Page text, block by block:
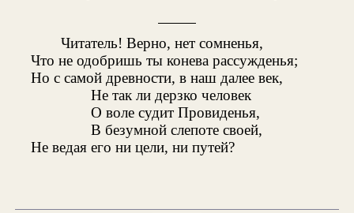
Читатель! Верно, нет сомненья,
Что не одобришь ты конева рассужденья;
Но с самой древности, в наш далее век,
Не так ли дерзко человек
О воле судит Провиденья,
В безумной слепоте своей,
Не ведая его ни цели, ни путей?